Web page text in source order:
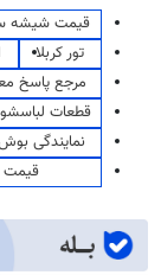
قیمت شیشه
تور کربلا
مرجع پاسخ
قطعات
نمایندگی
قیمت